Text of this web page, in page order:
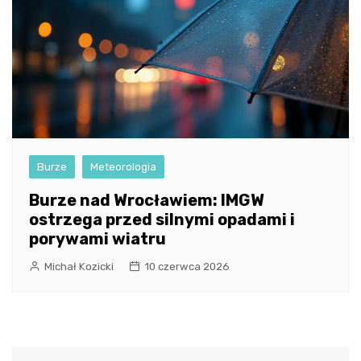
Burze Meteorologia
Burze nad Wrocławiem: IMGW
ostrzega przed silnymi opadami i
porywami wiatru
Michał Kozicki 10 czerwca 2026